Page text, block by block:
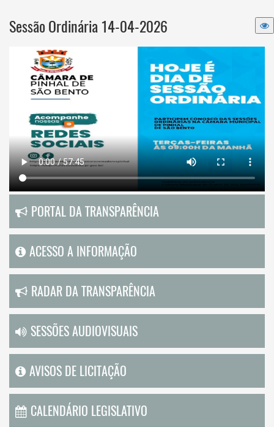
Sessão Ordinária 14-04-2026
PORTAL DA TRANSPARÊNCIA
ACESSO A INFORMAÇÃO
RADAR DA TRANSPARÊNCIA
SESSÕES AUDIOVISUAIS
AVISOS DE LICITAÇÃO
CALENDÁRIO LEGISLATIVO